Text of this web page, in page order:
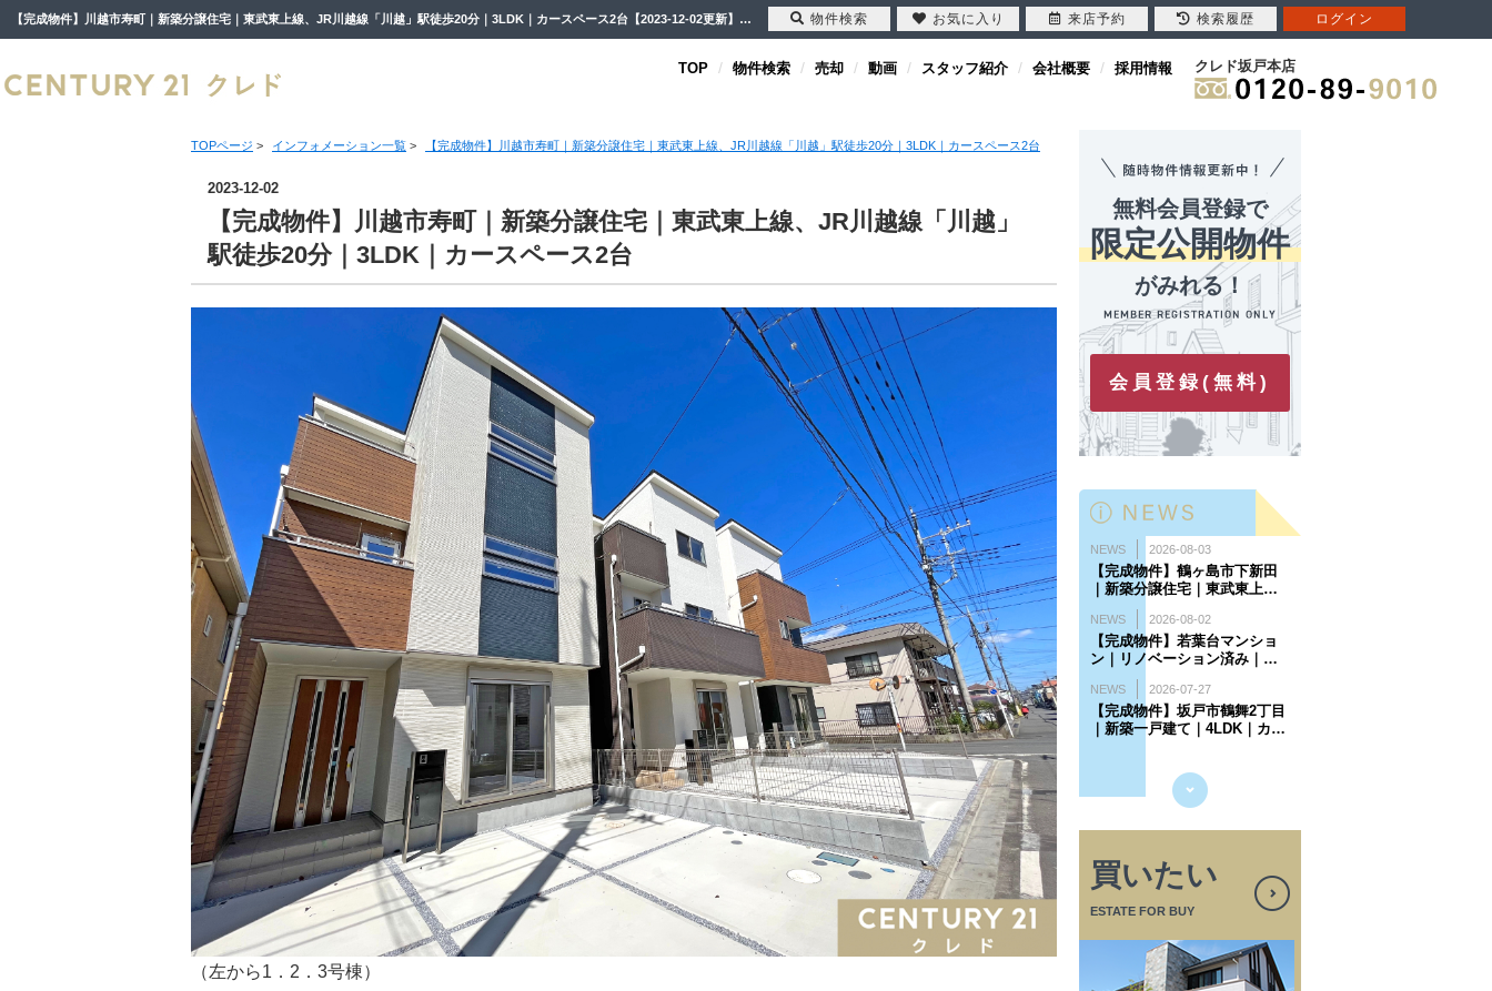
【完成物件】川越市寿町｜新築分譲住宅｜東武東上線、JR川越線「川越」駅徒歩20分｜3LDK｜カースペース2台【2023-12-02更新】完成物件 | 川越市・坂戸市・鶴ヶ島市の不動産（新築一戸建て・中古戸建・土地・中古マンション）不動産売却はセンチュリー21クレド
TOP 物件検索 売却 動画 スタッフ紹介 会社概要 採用情報 クレド坂戸本店
TOPページ > インフォメーション一覧 > 【完成物件】川越市寿町｜新築分譲住宅｜東武東上線、JR川越線「川越」駅徒歩20分｜3LDK｜カースペース2台
2023-12-02
【完成物件】川越市寿町｜新築分譲住宅｜東武東上線、JR川越線「川越」
駅徒歩20分｜3LDK｜カースペース2台
（左から1．2．3号棟）
無料会員登録で
限定公開物件
がみれる！
会員登録(無料)
買いたい
ESTATE FOR BUY
物件検索 お気に入り 来店予約 検索履歴 ログイン